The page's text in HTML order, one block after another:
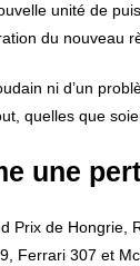
unité de
du nouveau
ni d’un
quelles que
une
Prix de Hongrie,
Ferrari 307 et